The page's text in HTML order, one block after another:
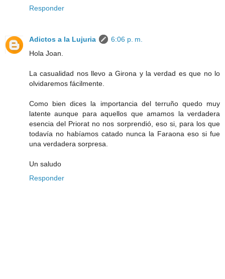
Responder
Adictos a la Lujuria
6:06 p. m.
Hola Joan.
La casualidad nos llevo a Girona y la verdad es que no lo
olvidaremos fácilmente.
Como bien dices la importancia del terruño quedo muy
latente aunque para aquellos que amamos la verdadera
esencia del Priorat no nos sorprendió, eso si, para los que
todavía no habíamos catado nunca la Faraona eso si fue
una verdadera sorpresa.
Un saludo
Responder